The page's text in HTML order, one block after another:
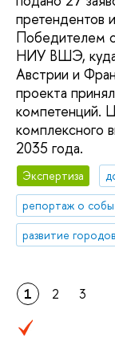
претендентов
Победителем
НИУ ВШЭ, куда
Австрии и
проекта
компетенций.
комплексного
2035 года.
Экспертиза
репортаж о
развитие городов
1 2 3